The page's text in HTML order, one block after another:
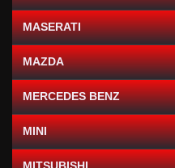
MASERATI
MAZDA
MERCEDES BENZ
MINI
MITSUBISHI